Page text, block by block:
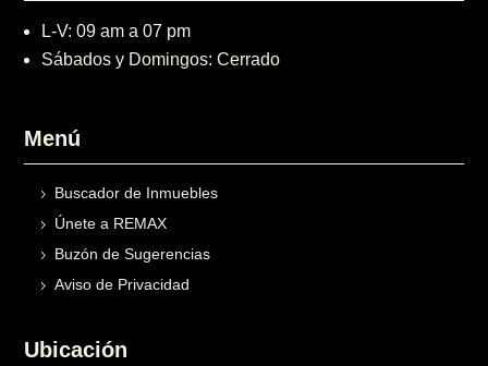
L-V: 09 am a 07 pm
Sábados y Domingos: Cerrado
Menú
Buscador de Inmuebles
Únete a REMAX
Buzón de Sugerencias
Aviso de Privacidad
Ubicación